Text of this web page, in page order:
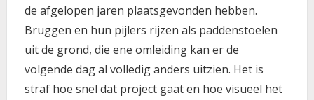
de afgelopen jaren plaatsgevonden hebben.
Bruggen en hun pijlers rijzen als paddenstoelen
uit de grond, die ene omleiding kan er de
volgende dag al volledig anders uitzien. Het is
straf hoe snel dat project gaat en hoe visueel het